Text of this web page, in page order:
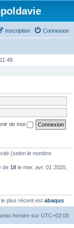
Connexion
Inscription
de moi
(selon le nombre
de 18 le mer. avr. 01 2020,
plus récent est abaqus
horaire sur UTC+02:00